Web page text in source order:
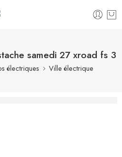
samedi 27 xroad fs 3
électriques Ville électrique